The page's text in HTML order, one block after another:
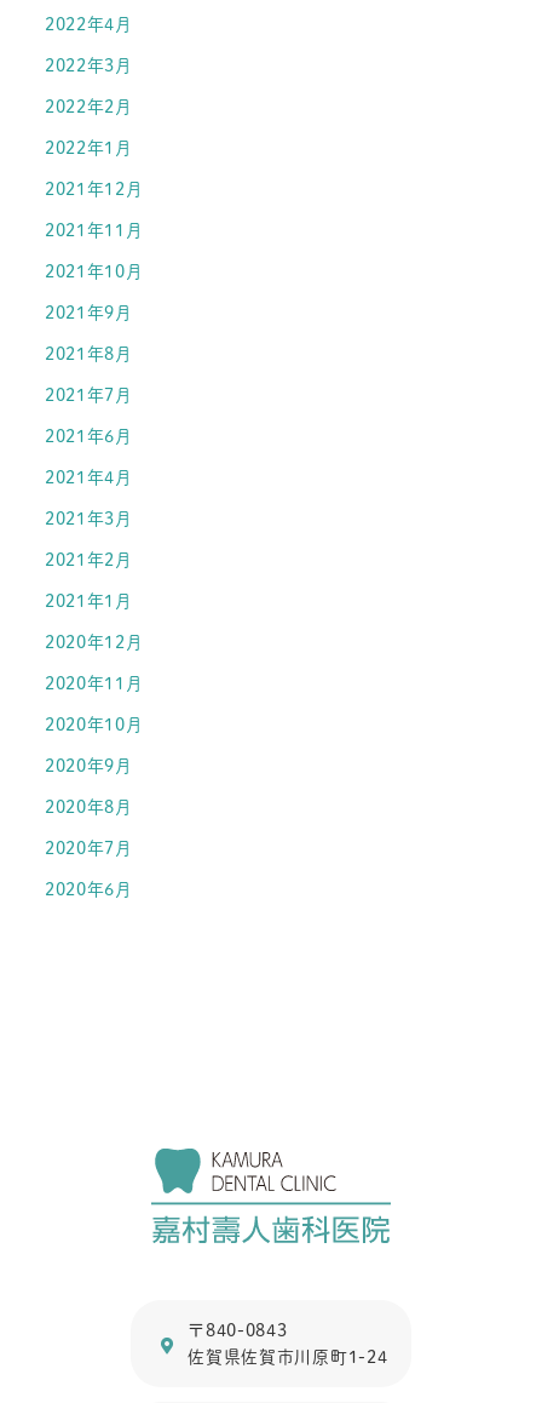
2022年4月
2022年3月
2022年2月
2022年1月
2021年12月
2021年11月
2021年10月
2021年9月
2021年8月
2021年7月
2021年6月
2021年4月
2021年3月
2021年2月
2021年1月
2020年12月
2020年11月
2020年10月
2020年9月
2020年8月
2020年7月
2020年6月
〒840-0843
佐賀県佐賀市川原町1-24